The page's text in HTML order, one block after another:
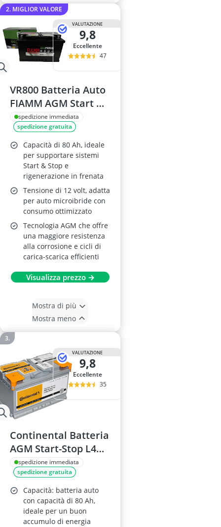
2. MIGLIOR VALORE
VALUTAZIONE
9,8
Eccellente
47
VR800 Batteria Auto
FIAMM AGM Start &
Stop 80Ah 800A 12V
spedizione immediata
spedizione gratuita
Capacità di 80 Ah, ideale
per supportare sistemi
Start & Stop e
rigenerazione in frenata
Tensione di 12 volt, adatta
per auto microibride con
consumo ottimizzato
Tecnologia AGM che offre
una maggiore resistenza
alla corrosione e cicli di
carica-scarica efficienti
Visualizza prezzo →
Mostra di più
Mostra meno
VALUTAZIONE
9,8
Eccellente
35
Continental Batteria
AGM Start-Stop L4
80/800 EN
spedizione immediata
spedizione gratuita
Capacità: batteria auto
con capacità di 80 Ah,
ideale per un buon
accumulo di energia